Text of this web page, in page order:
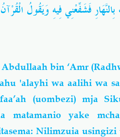
فَشَفِّعْنِي فِيهِ وَيَقُولُ الْقُرْآنُ
bin ‘Amr
'alayhi wa aalihi wa
(uombezi) mja
matamanio yake
Nilimzuia